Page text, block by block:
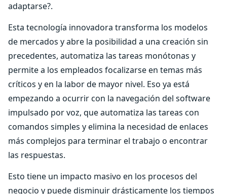
adaptarse?.
Esta tecnología innovadora transforma los modelos
de mercados y abre la posibilidad a una creación sin
precedentes, automatiza las tareas monótonas y
permite a los empleados focalizarse en temas más
críticos y en la labor de mayor nivel. Eso ya está
empezando a ocurrir con la navegación del software
impulsado por voz, que automatiza las tareas con
comandos simples y elimina la necesidad de enlaces
más complejos para terminar el trabajo o encontrar
las respuestas.
Esto tiene un impacto masivo en los procesos del
negocio y puede disminuir drásticamente los tiempos